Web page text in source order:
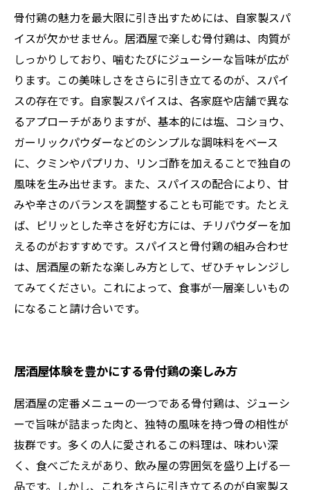
骨付鶏の魅力を最大限に引き出すためには、自家製スパ
イスが欠かせません。居酒屋で楽しむ骨付鶏は、肉質が
しっかりしており、噛むたびにジューシーな旨味が広が
ります。この美味しさをさらに引き立てるのが、スパイ
スの存在です。自家製スパイスは、各家庭や店舗で異な
るアプローチがありますが、基本的には塩、コショウ、
ガーリックパウダーなどのシンプルな調味料をベース
に、クミンやパプリカ、リンゴ酢を加えることで独自の
風味を生み出せます。また、スパイスの配合により、甘
みや辛さのバランスを調整することも可能です。たとえ
ば、ピリッとした辛さを好む方には、チリパウダーを加
えるのがおすすめです。スパイスと骨付鶏の組み合わせ
は、居酒屋の新たな楽しみ方として、ぜひチャレンジし
てみてください。これによって、食事が一層楽しいもの
になること請け合いです。
居酒屋体験を豊かにする骨付鶏の楽しみ方
居酒屋の定番メニューの一つである骨付鶏は、ジューシ
ーで旨味が詰まった肉と、独特の風味を持つ骨の相性が
抜群です。多くの人に愛されるこの料理は、味わい深
く、食べごたえがあり、飲み屋の雰囲気を盛り上げる一
品です。しかし、これをさらに引き立てるのが自家製ス